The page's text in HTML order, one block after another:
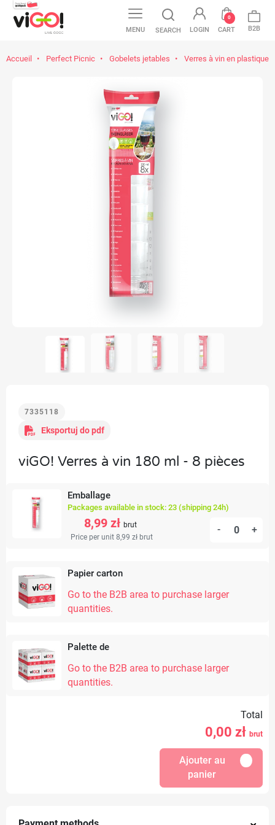
MENU SEARCH LOGIN CART
0
B2B
Accueil Perfect Picnic Gobelets jetables Verres à vin en plastique
7335118
Eksportuj do pdf
viGO! Verres à vin 180 ml - 8 pièces
Emballage
Packages available in stock: 23 (shipping 24h)
8,99 zł brut
Price per unit 8,99 zł brut
- +
Papier carton
Go to the B2B area to purchase larger
quantities.
Palette de
Go to the B2B area to purchase larger
quantities.
Total
0,00 zł brut
Ajouter au
panier